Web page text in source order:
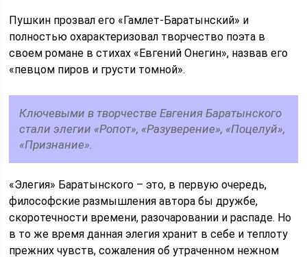
Пушкин прозвал его «Гамлет-Баратынский» и
полностью охарактеризовал творчество поэта в
своем романе в стихах «Евгений Онегин», назвав его
«певцом пиров и грусти томной».
Ключевыми в творчестве Евгения Баратынского
стали элегии «Ропот», «Разуверение», «Поцелуй»,
«Признание».
«Элегия» Баратынского – это, в первую очередь,
философские размышления автора бы дружбе,
скоротечности времени, разочаровании и распаде. Но
в то же время данная элегия хранит в себе и теплоту
прежних чувств, сожаления об утраченном нежном